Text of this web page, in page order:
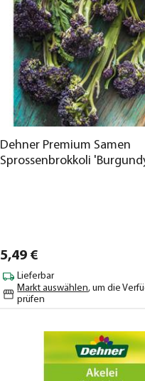
Dehner Premium Samen
Sprossenbrokkoli
5,49 €
Lieferbar
Markt auswählen, um die
prüfen